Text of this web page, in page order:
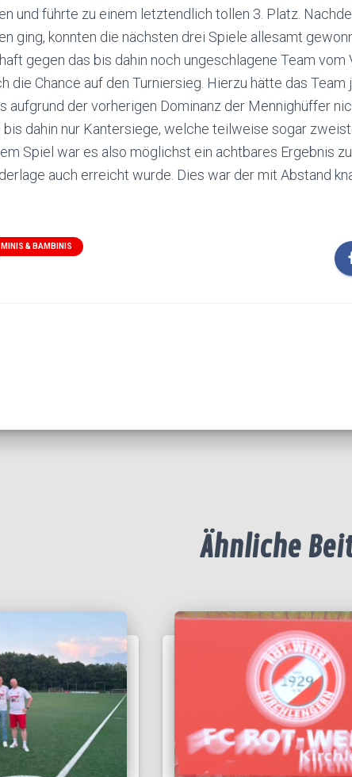
und führte zu einem letztendlich tollen 3. Platz.
ging, konnten die nächsten drei Spiele allesamt
gegen das bis dahin noch ungeschlagene Team vom
die Chance auf den Turniersieg. Hierzu hätte das Team
aufgrund der vorherigen Dominanz der Mennighüffer
dahin nur Kantersiege, welche teilweise sogar
Spiel war es also möglichst ein achtbares Ergebnis
auch erreicht wurde. Dies war der mit Abstand
MINIS & BAMBINIS
Ähnliche